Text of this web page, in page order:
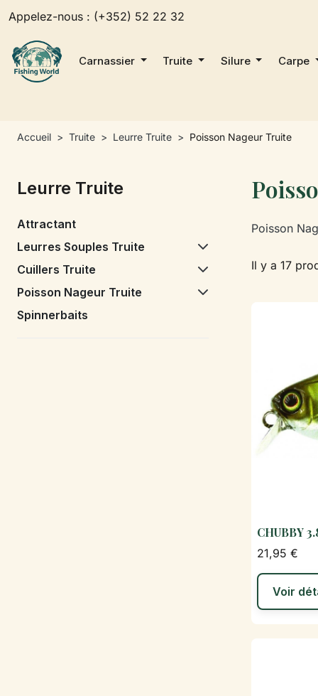
Appelez-nous : (+352) 52 22 32
Carnassier Truite Silure Carpe
Accueil Truite Leurre Truite Poisson Nageur Truite
Leurre Truite
Attractant
Leurres Souples Truite
Cuillers Truite
Poisson Nageur Truite
Spinnerbaits
Poisson
Il y a 17
CHUBBY
21,95 €
Voir